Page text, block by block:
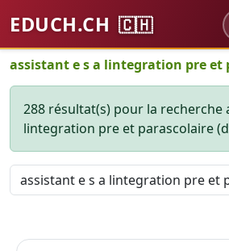
EDUCH.CH 🇨🇭
assistant e s a lintegration pre et
288 résultat(s) pour la recherche
lintegration pre et parascolaire